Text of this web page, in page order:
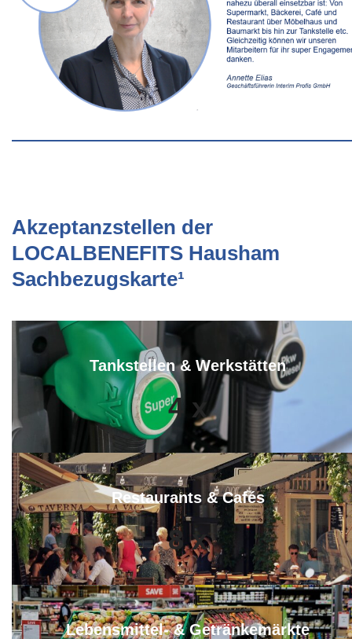
Akzeptanzstellen der
LOCALBENEFITS Hausham
Sachbezugskarte¹
Tankstellen & Werkstätten
4 x
Restaurants & Cafés
8 x
Lebensmittel- & Getränkemärkte